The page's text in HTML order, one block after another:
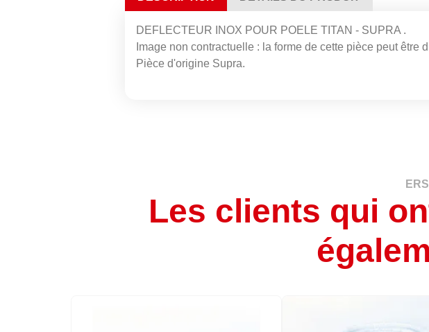
DEFLECTEUR INOX POUR POELE TITAN - SUPRA .
Image non contractuelle : la forme de cette pièce peut être
Pièce d'origine Supra.
Les clients qui